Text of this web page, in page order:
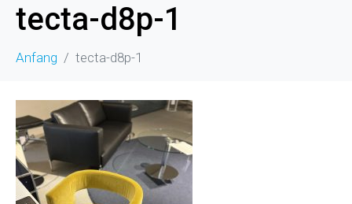
tecta-d8p-1
Anfang tecta-d8p-1